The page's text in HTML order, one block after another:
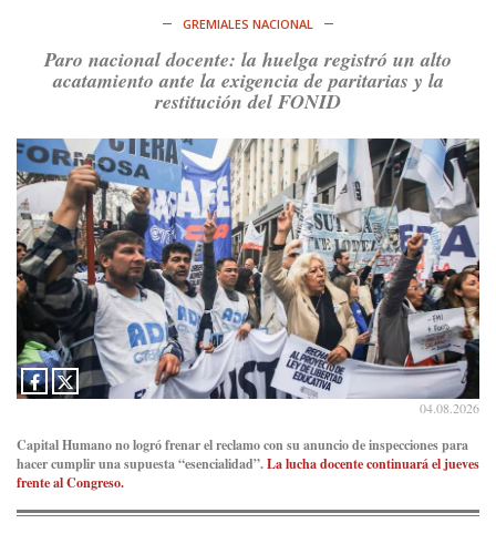
derechos y por su organización. Hoy lo vuelven a intentar.
Ver en X
@consensopatagon
5d
RT@caortega64: A #50AñosDelGolpe, la memoria es
presente y es futuro. https://t.co/uhRcKnCCc5
Ver en X
Consenso Patagónico
@consensopatagon
5d
La crisis en el estrecho de Ormuz: así golpea la guerra con
Irán al petróleohttps://t.co/IInL9uYZvh
https://t.co/ytaelKSfHm
Consenso Patagónico
GREMIALES NACIONAL
Paro nacional docente: la huelga registró un alto
acatamiento ante la exigencia de paritarias y la
restitución del FONID
04.08.2026
Capital Humano no logró frenar el reclamo con su anuncio de inspecciones para
hacer cumplir una supuesta “esencialidad”.La lucha docente continuará el jueves
frente al Congreso.